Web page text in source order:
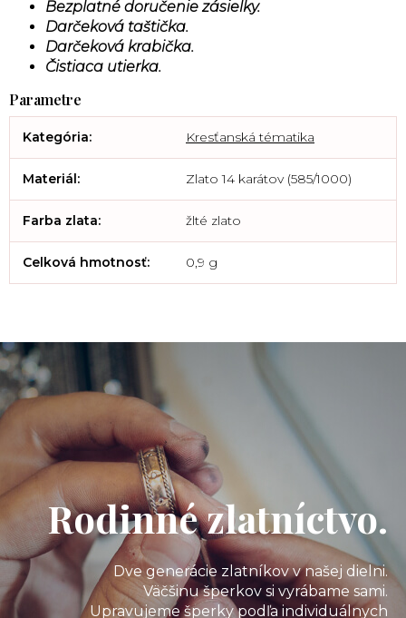
Bezplatné doručenie zásielky.
Darčeková taštička.
Darčeková krabička.
Čistiaca utierka.
Kategória: Kresťanská tématika
Materiál: Zlato 14 karátov (585/1000)
Farba zlata: žlté zlato
Celková hmotnosť: 0,9 g
Rodinné zlatníctvo.
Dve generácie zlatníkov v našej dielni.
Väčšinu šperkov si vyrábame sami.
Upravujeme šperky podľa individuálnych